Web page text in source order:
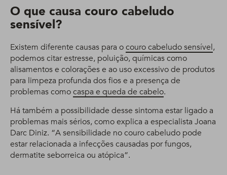
O que causa couro cabeludo
sensível?
Existem diferente causas para ocouro cabeludo sensível,
podemos citar estresse, poluição, químicas como
alisamentos e colorações e ao uso excessivo de produtos
para limpeza profunda dos fios e a presença de
problemas comocaspa e queda de cabelo.
Há também a possibilidade desse sintoma estar ligado a
problemas mais sérios, como explica a especialista Joana
Darc Diniz. “A sensibilidade no couro cabeludo pode
estar relacionada a infecções causadas por fungos,
dermatite seborreica ou atópica”.